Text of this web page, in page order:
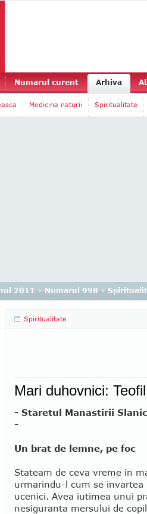
Numarul curent Arhiva
Medicina naturii Spiritualitate
2011 › Numarul 998 ›
Spiritualitate
Mari duhovnici:
- Staretul Manastirii
-
Un brat de lemne, pe foc
Stateam de ceva vreme in
urmarindu-l cum se invartea
ucenici. Avea iutimea unui
nesiguranta mersului de